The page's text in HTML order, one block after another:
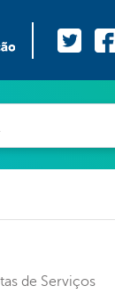
de Serviços